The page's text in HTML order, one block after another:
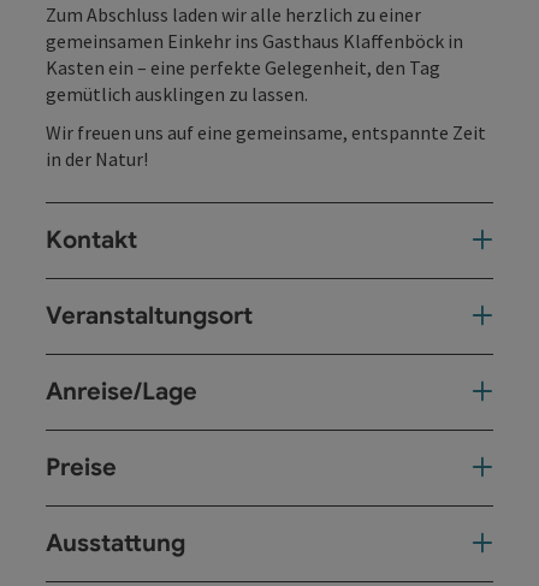
Zum Abschluss laden wir alle herzlich zu einer
gemeinsamen Einkehr ins Gasthaus Klaffenböck in
Kasten ein – eine perfekte Gelegenheit, den Tag
gemütlich ausklingen zu lassen.
Wir freuen uns auf eine gemeinsame, entspannte Zeit
in der Natur!
Kontakt
Veranstaltungsort
Anreise/Lage
Preise
Ausstattung